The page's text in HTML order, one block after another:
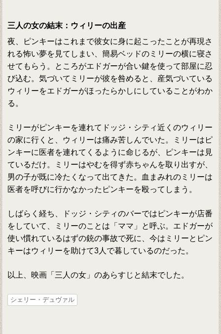
三人の女の結末：ウィリーの出産
夜、ピンキーはこれまで彼女に身に起こったことが再現さ
れる怖い夢を見てしまい、簡易ベッドのミリーの横に寝さ
せてもらう。ところがエドガーが合い鍵を使って部屋に忍
び込む。気づいてミリーが彼を咎めると、産気づいている
ウィリーをエドガーがほったらかしにしていることがわか
る。
ミリーがピンキーを連れてドッジ・シティ近くのウィリー
の家に行くと、ウィリーは痛み苦しんでいた。ミリーはピ
ンキーに医者を連れてくるように命じるが、ピンキーは見
ているだけ。ミリーはやむを得ず赤ちゃんを取り出すが、
男の子が既に冷たくなって出てきた。血まみれのミリーは
医者を呼びに行かなかったピンキーを殴ってしまう。
しばらく経ち、ドッジ・シティのバーではピンキーが店番
をしていて、ミリーのことは「ママ」と呼ぶ。エドガーが
使い慣れているはずの銃の事故で死に、今はミリーとピン
キーはウィリーを助けて3人で暮しているのだった。
以上、映画「三人の女」のあらすじと結末でした。
シェリー・デュヴァル